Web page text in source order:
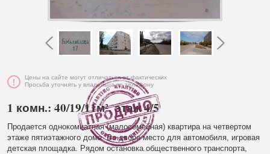
Цены на сайте могут отличаться от фактических
Просьба уточнять у владельца по телефону
1 комн.: 40/19/11м², этаж 4/5
Продается однокомнатная (малосемейная) квартира на четвертом
этаже пятиэтажного дома. Во дворе место для автомобиля, игровая
детская площадка. Рядом остановка общественного транспорта,